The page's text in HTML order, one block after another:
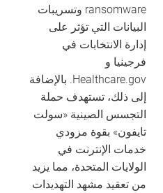
ransomware وتسريبات
البيانات التي تؤثر على
إدارة الانتخابات في
فرجينيا و
Healthcare.gov. بالإضافة
إلى ذلك، تستهدف حملة
التجسس الصينية «سولت
تايفون» بقوة مزودي
خدمات الإنترنت في
الولايات المتحدة، مما يزيد
من تعقيد مشهد التهديدات